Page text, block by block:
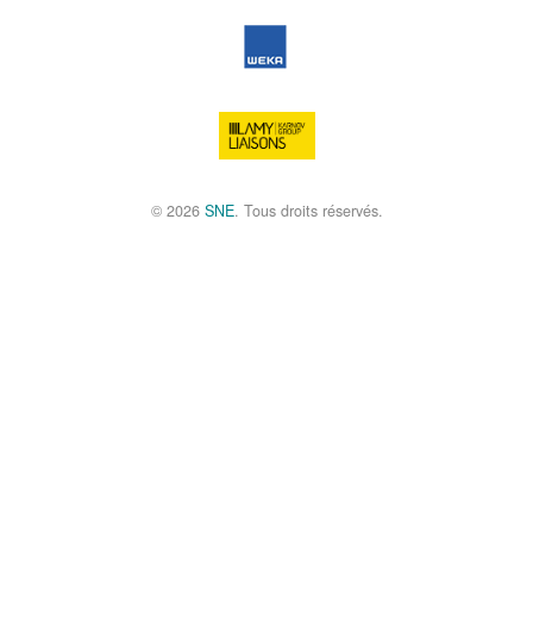
© 2026 SNE. Tous droits réservés.